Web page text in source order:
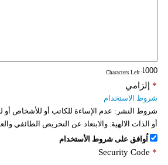
: Characters Left
إلزامي *
شروط الاستخدام
شروط النشر: عدم الإساءة للكاتب أو للأشخاص أو
أو الذات الالهية. والابتعاد عن التحريض الطائفي
اُوافق على شروط الأستخدام
Security Code *